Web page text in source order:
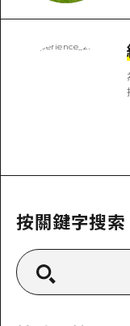
學
標
宮
一
宮
愛
面
廣
新聞
按關鍵字搜索